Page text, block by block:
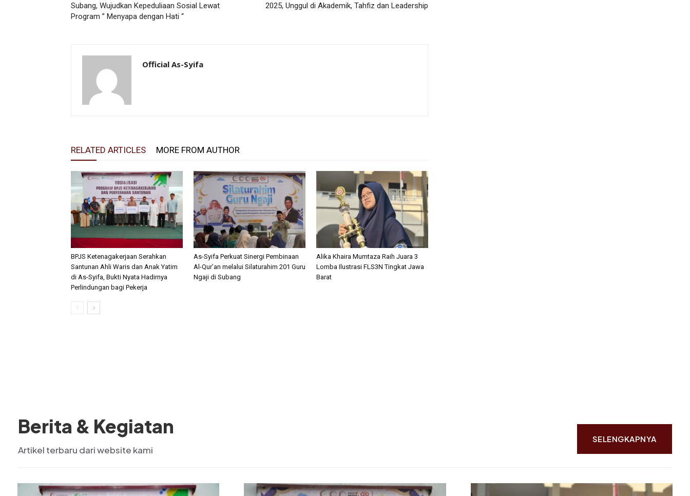
Subang, Wujudkan Kepeduliaan Sosial Lewat
Program ” Menyapa dengan Hati “
2025, Unggul di Akademik, Tahfiz dan Leadership
Official As-Syifa
RELATED ARTICLES MORE FROM AUTHOR
BPJS Ketenagakerjaan Serahkan
Santunan Ahli Waris dan Anak Yatim
di As-Syifa, Bukti Nyata Hadirnya
Perlindungan bagi Pekerja
As-Syifa Perkuat Sinergi Pembinaan
Al-Qur’an melalui Silaturahim 201 Guru
Ngaji di Subang
Alika Khaira Mumtaza Raih Juara 3
Lomba Ilustrasi FLS3N Tingkat Jawa
Barat
Berita & Kegiatan
Artikel terbaru dari website kami
SELENGKAPNYA